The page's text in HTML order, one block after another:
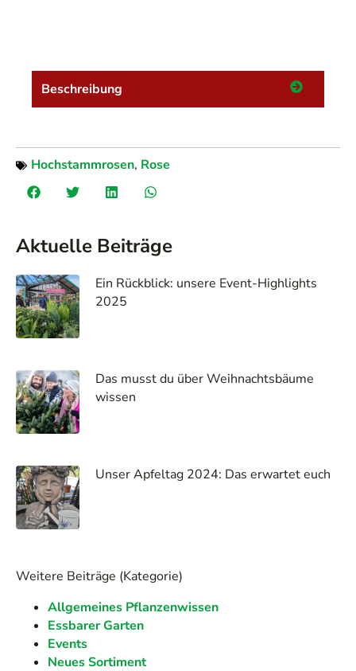
Beschreibung
Hochstammrosen, Rose
Aktuelle Beiträge
Ein Rückblick: unsere Event-Highlights
2025
Das musst du über Weihnachtsbäume
wissen
Unser Apfeltag 2024: Das erwartet euch
Weitere Beiträge (Kategorie)
Allgemeines Pflanzenwissen
Essbarer Garten
Events
Neues Sortiment